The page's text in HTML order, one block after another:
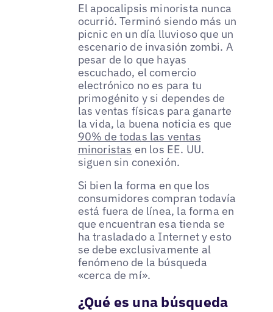
El apocalipsis minorista nunca
ocurrió. Terminó siendo más un
picnic en un día lluvioso que un
escenario de invasión zombi. A
pesar de lo que hayas
escuchado, el comercio
electrónico no es para tu
primogénito y si dependes de
las ventas físicas para ganarte
la vida, la buena noticia es que
90% de todas las ventas
minoristas en los EE. UU.
siguen sin conexión.
Si bien la forma en que los
consumidores compran todavía
está fuera de línea, la forma en
que encuentran esa tienda se
ha trasladado a Internet y esto
se debe exclusivamente al
fenómeno de la búsqueda
«cerca de mí».
¿Qué es una búsqueda